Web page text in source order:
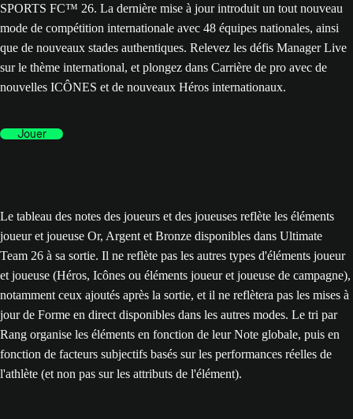
SPORTS FC™ 26. La dernière mise à jour introduit un tout nouveau
mode de compétition internationale avec 48 équipes nationales, ainsi
que de nouveaux stades authentiques. Relevez les défis Manager Live
sur le thème international, et plongez dans Carrière de pro avec de
nouvelles ICÔNES et de nouveaux Héros internationaux.
Jouer
Le tableau des notes des joueurs et des joueuses reflète les éléments
joueur et joueuse Or, Argent et Bronze disponibles dans Ultimate
Team 26 à sa sortie. Il ne reflète pas les autres types d'éléments joueur
et joueuse (Héros, Icônes ou éléments joueur et joueuse de campagne),
notamment ceux ajoutés après la sortie, et il ne reflètera pas les mises à
jour de Forme en direct disponibles dans les autres modes. Le tri par
Rang organise les éléments en fonction de leur Note globale, puis en
fonction de facteurs subjectifs basés sur les performances réelles de
l'athlète (et non pas sur les attributs de l'élément).